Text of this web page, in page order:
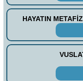
HAYATIN